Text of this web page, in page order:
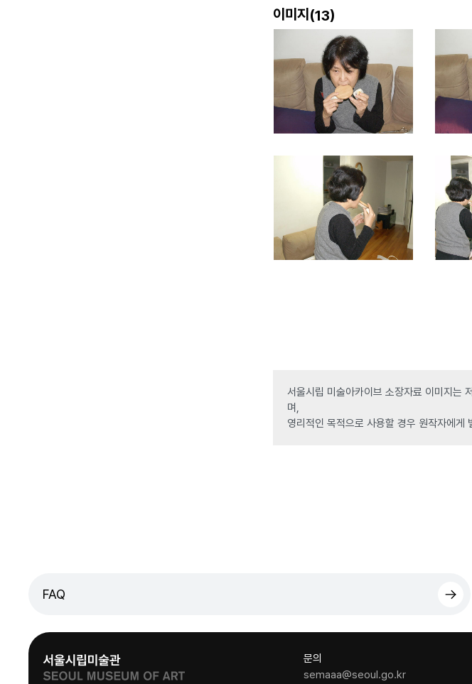
이미지(13)
서울시립 미술아카이브 소장자료 이미지는
며,
영리적인 목적으로 사용할 경우 원작자에게
FAQ
문의
semaaa@seoul.go.kr